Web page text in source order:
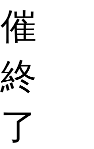
催
終
了